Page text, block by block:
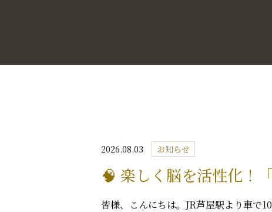
2026.08.03 お知らせ
🧠 楽しく脳を活性化！
皆様、こんにちは。JR芦屋駅より車で